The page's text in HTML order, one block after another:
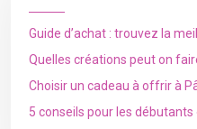
Guide d’achat : trouvez la
Quelles créations peut on
Choisir un cadeau à offrir à
5 conseils pour les